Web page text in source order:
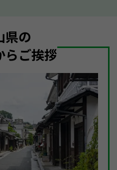
県の
らご挨拶